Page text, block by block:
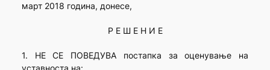
март 2018 година, донесе,
Р Е Ш Е Н И Е
1. НЕ СЕ ПОВЕДУВА постапка за оценување на